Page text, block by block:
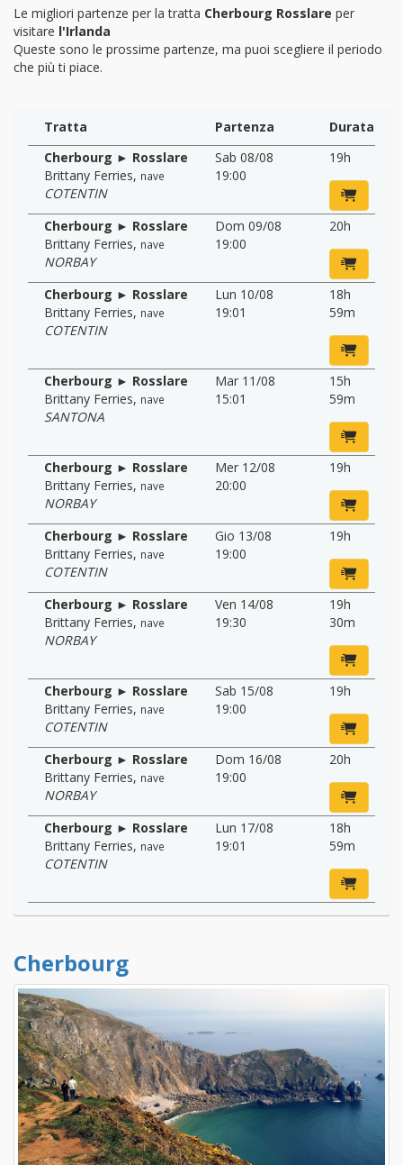
Le migliori partenze per la tratta Cherbourg Rosslare per
visitare l'Irlanda
Queste sono le prossime partenze, ma puoi scegliere il periodo
che più ti piace.
Tratta Partenza
Durata
Cherbourg ► Rosslare
Brittany Ferries, nave
COTENTIN
Sab 08/08
19:00
19h
Cherbourg ► Rosslare
Brittany Ferries, nave
NORBAY
Dom 09/08
19:00
20h
Cherbourg ► Rosslare
Brittany Ferries, nave
COTENTIN
Lun 10/08
19:01
18h
59m
Cherbourg ► Rosslare
Brittany Ferries, nave
SANTONA
Mar 11/08
15:01
15h
59m
Cherbourg ► Rosslare
Brittany Ferries, nave
NORBAY
Mer 12/08
20:00
19h
Cherbourg ► Rosslare
Brittany Ferries, nave
COTENTIN
Gio 13/08
19:00
19h
Cherbourg ► Rosslare
Brittany Ferries, nave
NORBAY
Ven 14/08
19:30
19h
30m
Cherbourg ► Rosslare
Brittany Ferries, nave
COTENTIN
Sab 15/08
19:00
19h
Cherbourg ► Rosslare
Brittany Ferries, nave
NORBAY
Dom 16/08
19:00
20h
Cherbourg ► Rosslare
Brittany Ferries, nave
COTENTIN
Lun 17/08
19:01
18h
59m
Cherbourg